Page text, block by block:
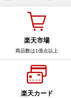
楽天市場
商品数は1億点以上
楽天カード